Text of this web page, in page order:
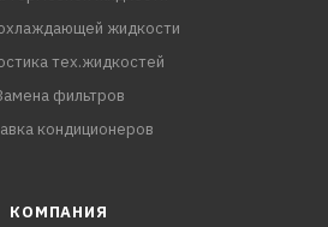
жидкости
тех.жидкостей
фильтров
кондиционеров
КОМПАНИЯ